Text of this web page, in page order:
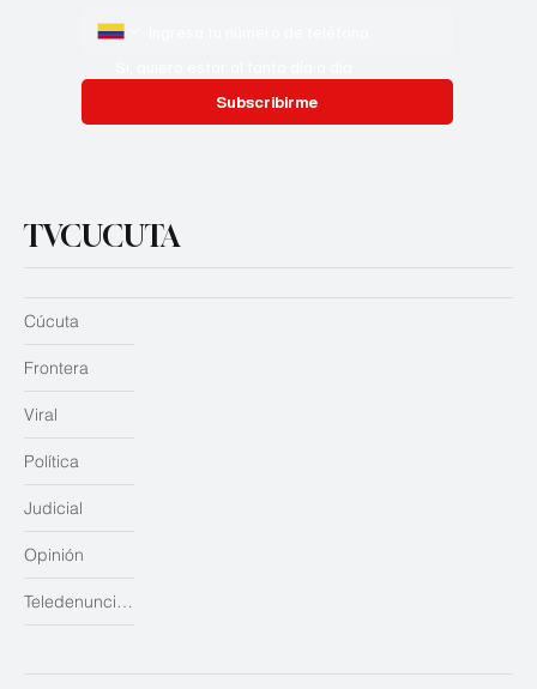
Subscribirme
TVCUCUTA
Judicial
Opinión
Teledenuncias
Cúcuta
Frontera
Viral
Política